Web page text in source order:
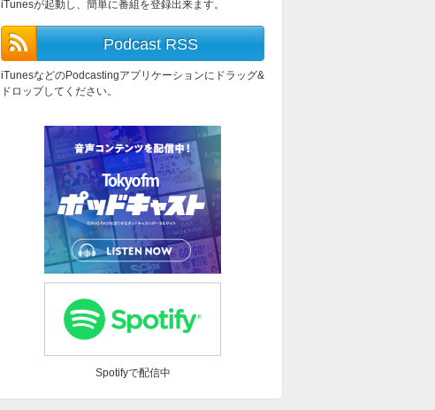
iTunesが起動し、簡単に番組を登録出来ます。
Podcast RSS
iTunesなどのPodcastingアプリケーションにドラッグ&
ドロップしてください。
Spotifyで配信中